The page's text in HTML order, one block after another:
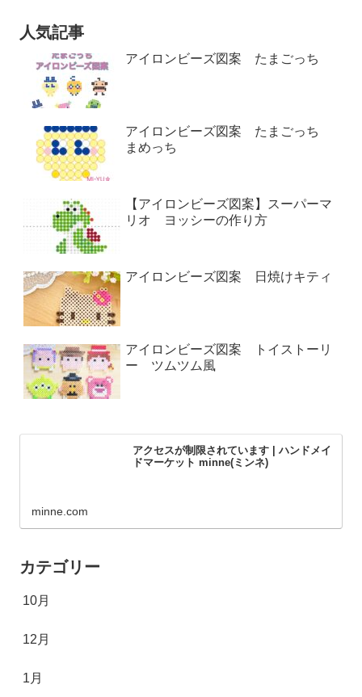
人気記事
アイロンビーズ図案 たまごっち
アイロンビーズ図案 たまごっち
まめっち
【アイロンビーズ図案】スーパーマ
リオ ヨッシーの作り方
アイロンビーズ図案 日焼けキティ
アイロンビーズ図案 トイストーリ
ー ツムツム風
アクセスが制限されています | ハンドメイ
ドマーケット minne(ミンネ)
minne.com
カテゴリー
10月
12月
1月